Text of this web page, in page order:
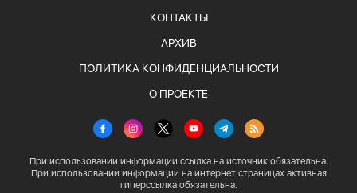
КОНТАКТЫ
АРХИВ
ПОЛИТИКА КОНФИДЕНЦИАЛЬНОСТИ
О ПРОЕКТЕ
При использовании информации ссылка на источник обязательна.
При использовании информации на интернет страницах активная
гиперссылка обязательна.